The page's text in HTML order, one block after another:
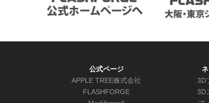
公式ページ
APPLE TREE株式会社
FLASHFORGE
3D
3D